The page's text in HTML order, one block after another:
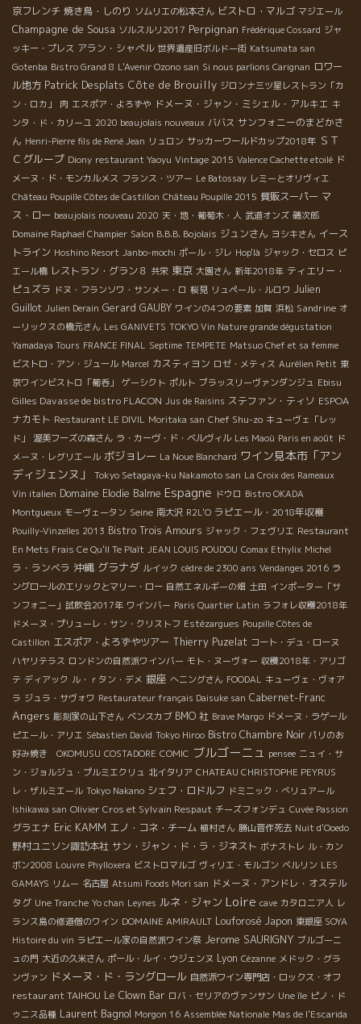
京フレンチ 焼き鳥・しのり ソムリエの松本さん ビストロ・マルゴ マジエール
Champagne de Sousa ソルスルリ2017 Perpignan Frédérique Cossard ジャ
ッキー・プレス アラン・シャペル 世界遺産旧ボルドー街 Katsumata san
Gotenba Bistro Grand 8 L'Avenir Ozono san Si nous parlions Carignan ロワー
ル地方 Patrick Desplats Côte de Brouilly ジロンナ三ツ星レストラン「カ
ン・ロカ」
肉 エスポア・よろずや ドメーヌ・ジャン・ミシェル・アルキエ キ
ンタ・ド・カリーユ 2020 beaujolais nouveaux ババス サンフォニーのまどかさ
ん Henri-Pierre fils de René Jean リュロン サッカーワールドカップ2018年 ＳＴ
Ｃグループ Diony restaurant Yaoyu Vintage 2015 Valence Cachette etoilé ド
メーヌ・ド・モンカルメス フランス・ツアー Le Batossay レミーとオリヴィエ
Château Poupille Côtes de Castillon Château Poupille 2015 質販スーパー マ
ス・ロー beaujolais nouveau 2020 天・地・葡萄木・人 武道オンズ 磯次郎
Domaine Raphael Champier Salon B.B.B. Bojolais ジュンさん ヨシキさん イース
トライン Hoshino Resort Janbo-mochi ポール・ジレ Hop'là ジャック・セロス ピ
エール橋 レストラン・グラン８ 共栄 東京 大園さん 新年2018年 ティエリー・
ピュズラ ドヌ・フランソワ・サンメー・ロ 桜見 リュペール・ルロワ Julien
Guillot Julien Derain Gerard GAUBY ワインの4つの要素 加賀 浜松 Sandrine オ
ーリックスの橋元さん Les GANIVETS TOKYO Vin Nature grande dégustation
Yamadaya Tours FRANCE FINAL Septime TEMPETE Matsuo Chef et sa femme
ビストロ・アン・ジュール Marcel カスティヨン ロゼ・メティス Aurélien Petit 東
京ワインビストロ「葡呑」
ゲーシクト ポルト ブラッスリーヴァンダンジュ Ebisu
Gilles Davasse de bistro FLACON Jus de Raisins ステファン・ティソ ESPOA
ナカモト Restaurant LE DIVIL Moritaka san Chef Shu-zo キューヴェ「レッ
ド」
渥美フーズの森さん ラ・カーヴ・ド・ベルヴィル Les Maoù Paris en août ド
メーヌ・レグリエール ボジョレー La Noue Blanchard ワイン見本市「アン
ディジェンヌ」
Tokyo Setagaya-ku Nakamoto san La Croix des Rameaux
Vin italien Domaine Elodie Balme Espagne ドウロ Bistro OKADA
Montgueux モーヴェータン Seine 南大沢 R2L'O ラピエール・2018年収穫
Pouilly-Vinzelles 2013 Bistro Trois Amours ジャック・フェヴリエ Restaurant
En Mets Frais Ce Qu'Il Te Plaît JEAN LOUIS POUDOU Comax Ethylix Michel
ラ・ランベラ 沖縄 グラナダ ルイック cèdre de 2300 ans Vendanges 2016 ラ
ングロールのエリックとマリー・ロー 自然エネルギーの畑 土田 インポーター「サ
ンフォニー」試飲会2017年 ワインバー Paris Quartier Latin ラフォレ収穫2018年
ドメーヌ・プリューレ・サン・クリストフ Estézargues Poupille Côtes de
Castillon エスポア・よろずやツアー Thierry Puzelat コート・デュ・ローヌ
ハヤリテラス ロンドンの自然派ワインバー モト・ヌーヴォー 収穫2018年・アリゴ
テ ディアック ル・ｒタン・デメ 銀座 へニングさん FOODAL キューヴェ・ヴォア
ラ ジュラ・サヴォワ Restaurateur français Daisuke san Cabernet-Franc
Angers 彫刻家の山下さん ベンスカブ BMO 社 Brave Margo ドメーヌ・ラゲール
ピエール・アリエ Sébastien David Tokyo Hiroo Bistro Chambre Noir パリのお
好み焼き OKOMUSU COSTADORE COMIC ブルゴーニュ pensee ニュイ・サ
ン・ジョルジュ・プルミエクリュ 北イタリア CHATEAU CHRISTOPHE PEYRUS
レ・ザルミエール Tokyo Nakano シェフ・ロドルフ ドミニック・べリュアール
Ishikawa san Olivier Cros et Sylvain Respaut チーズフォンデュ Cuvée Passion
グラエナ Eric KAMM エノ・コネ・チーム 植村さん 勝山晋作死去 Nuit d'Ooedo
野村ユニソン諏訪本社 サン・ジャン・ド・ラ・ジネスト ボナストレ ル・カン
ボン2008 Louvre Phylloxera ビストロマルゴ ヴィリエ・モルゴン ベルリン LES
GAMAYS リムー 名古屋 Atsumi Foods Mori san ドメーヌ・アンドレ・オステル
タグ Une Tranche Yo chan Leynes ルネ・ジャン Loire cave カタロニア人 レ
ランス島の修道僧のワイン DOMAINE AMIRAULT Louforosé Japon 東銀座 SOYA
Histoire du vin ラピエール家の自然派ワイン祭 Jerome SAURIGNY ブルゴーニ
ュの門 大近の久米さん ポール・ルイ・ウジェンヌ Lyon Cézanne メドック・グラ
ンヴァン ドメーヌ・ド・ラングロール 自然派ワイン専門店・ロックス・オフ
restaurant TAIHOU Le Clown Bar ロバ・セリアのヴァンサン Une île ピノ・ド
ゥニス品種 Laurent Bagnol Morgon 16 Assemblée Nationale Mas de l'Escarida